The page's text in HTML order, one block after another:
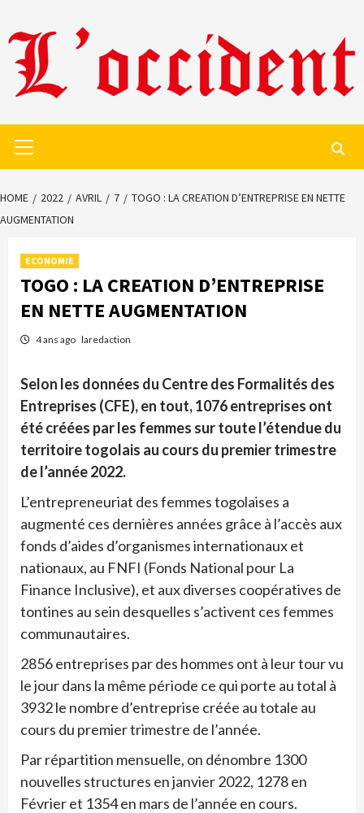
to
content
Menu
HOME 2022 AVRIL 7
TOGO : LA CREATION D’ENTREPRISE EN NETTE
AUGMENTATION
ECONOMIE
TOGO : LA CREATION D’ENTREPRISE
EN NETTE AUGMENTATION
4 ans ago laredaction
Selon les données du Centre des Formalités des
Entreprises (CFE), en tout, 1076 entreprises ont
été créées par les femmes sur toute l’étendue du
territoire togolais au cours du premier trimestre
de l’année 2022.
L’entrepreneuriat des femmes togolaises a
augmenté ces dernières années grâce à l’accès aux
fonds d’aides d’organismes internationaux et
nationaux, au FNFI (Fonds National pour La
Finance Inclusive), et aux diverses coopératives de
tontines au sein desquelles s’activent ces femmes
communautaires.
2856 entreprises par des hommes ont à leur tour vu
le jour dans la même période ce qui porte au total à
3932 le nombre d’entreprise créée au totale au
cours du premier trimestre de l’année.
Par répartition mensuelle, on dénombre 1300
nouvelles structures en janvier 2022, 1278 en
Février et 1354 en mars de l’année en cours.